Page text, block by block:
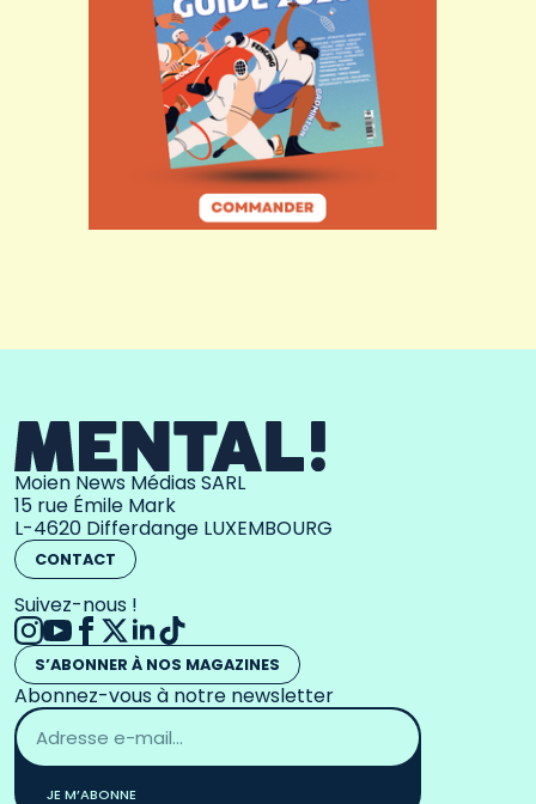
Moien News Médias SARL
15 rue Émile Mark
L-4620 Differdange LUXEMBOURG
CONTACT
Suivez-nous !
S’ABONNER À NOS MAGAZINES
Abonnez-vous à notre newsletter
Adresse
email
*
JE M’ABONNE